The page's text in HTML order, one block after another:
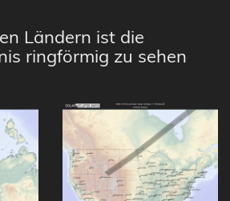
Ländern ist die
ringförmig zu sehen